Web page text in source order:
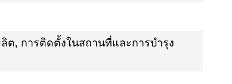
ต, การติดตั้งในสถานที่และการบํารุง